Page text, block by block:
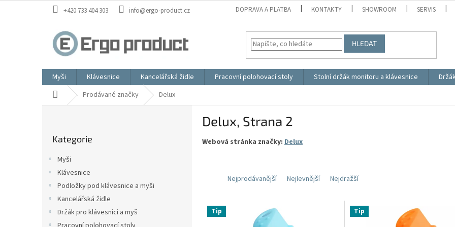
+420 733 404 303 info@ergo-product.cz DOPRAVA A PLATBA KONTAKTY SHOWROOM SERVIS
HLEDAT
Myši Klávesnice Kancelářská židle Pracovní polohovací stoly Stolní držák monitoru a klávesnice
Domů Prodávané značky Delux
kategorie
Kategorie
Myši
Klávesnice
Podložky pod klávesnice a myši
Kancelářská židle
Držák pro klávesnici a myš
Delux, Strana 2
Webová stránka značky: Delux
Nejprodávanější Nejlevnější Nejdražší
V Tip Tip